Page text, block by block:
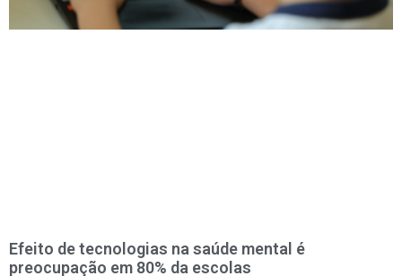
Efeito de tecnologias na saúde mental é
preocupação em 80% da escolas